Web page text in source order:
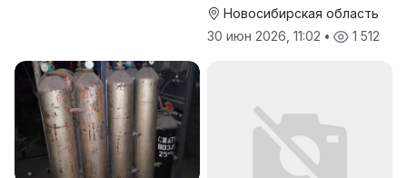
Новосибирская область
30 июн 2026, 11:02 • 1 512